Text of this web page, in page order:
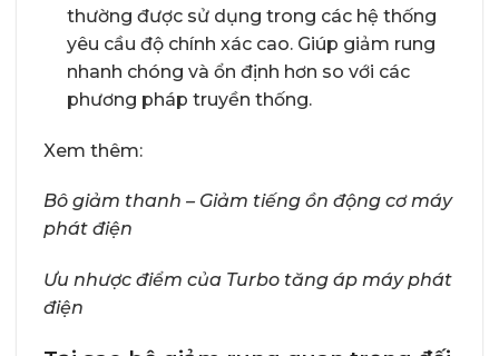
thường được sử dụng trong các hệ thống
yêu cầu độ chính xác cao. Giúp giảm rung
nhanh chóng và ổn định hơn so với các
phương pháp truyền thống.
Xem thêm:
Bô giảm thanh – Giảm tiếng ồn động cơ máy
phát điện
Ưu nhược điểm của Turbo tăng áp máy phát
điện